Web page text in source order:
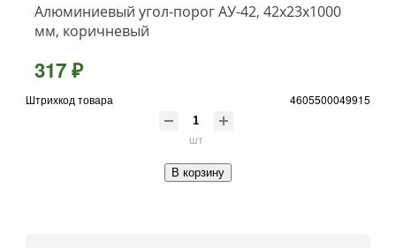
Алюминиевый угол-порог АУ-42, 42x23x1000
мм, коричневый
317 ₽
Штрихкод товара 4605500049915
шт
В корзину